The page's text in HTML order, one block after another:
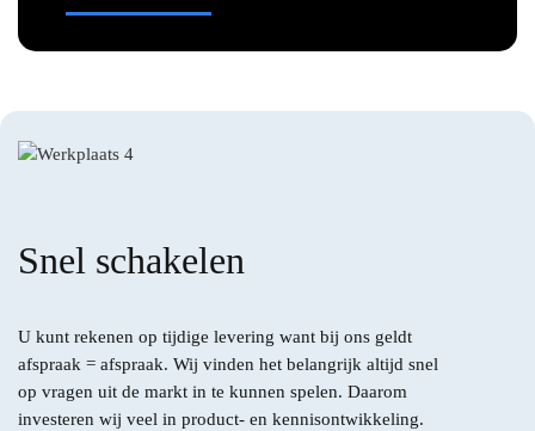
Nieuws
Vraag offerte aan
Snel schakelen
U kunt rekenen op tijdige levering want bij ons geldt
afspraak = afspraak. Wij vinden het belangrijk altijd snel
op vragen uit de markt in te kunnen spelen. Daarom
investeren wij veel in product- en kennisontwikkeling.